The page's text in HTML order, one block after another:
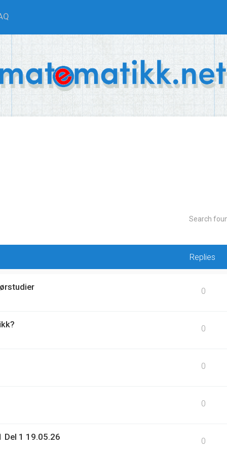
Search
Replies
0
0
0
0
Del 1 19.05.26 0